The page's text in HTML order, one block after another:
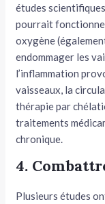
études
pourrait
oxygène
endommager les
l’inflammation
vaisseaux, la
thérapie par
traitements
chronique.
4.
Plusieurs études